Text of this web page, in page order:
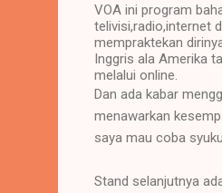
VOA ini program
telivisi,radio,internet
mempraktekan
Inggris ala Amerika
melalui online.
Dan ada kabar
menawarkan
saya mau coba
Stand selanjutnya